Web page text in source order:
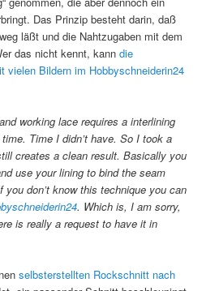
Das Prinzip besteht darin, daß
läßt und die Nahtzugaben mit dem
das nicht kennt, kanndie
vielen Bildern im Hobbyschneiderin24
working lace requires a interlining
Time I didn’t have. So I took a
creates a clean result. Basically you
use your lining to bind the seam
don’t know this technique you can
. Which is, I am sorry,
is really a request to have it in
selbsterstellten Rockschnitt nach